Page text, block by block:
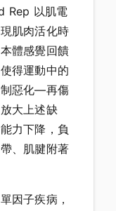
Rep 以肌電
肌肉活化時
體感覺回饋
得運動中的
惡化—再傷
大上述缺
力下降，負
、肌腱附著
因子疾病，